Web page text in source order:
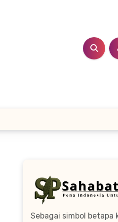
Sebagai simbol betapa